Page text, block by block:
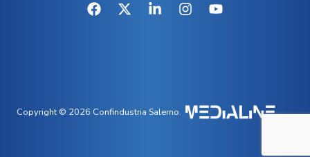
Copyright © 2026 Confindustria Salerno.